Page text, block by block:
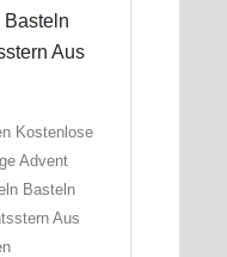
Kostenlose
Advent
Basteln
Aus